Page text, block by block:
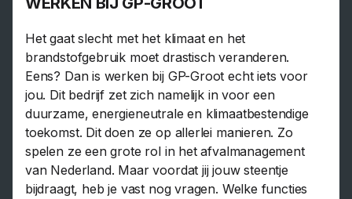
Het gaat slecht met het klimaat en het
brandstofgebruik moet drastisch veranderen.
Eens? Dan is werken bij GP-Groot echt iets voor
jou. Dit bedrijf zet zich namelijk in voor een
duurzame, energieneutrale en klimaatbestendige
toekomst. Dit doen ze op allerlei manieren. Zo
spelen ze een grote rol in het afvalmanagement
van Nederland. Maar voordat jij jouw steentje
bijdraagt, heb je vast nog vragen. Welke functies